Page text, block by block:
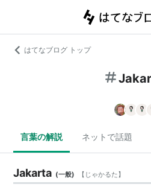
はてなブログ トップ
言葉の解説 ネットで話題
Jakarta (一般) 【 じゃかるた】